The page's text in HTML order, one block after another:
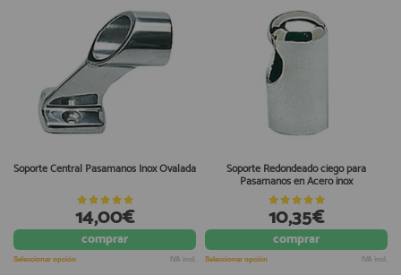
Soporte Central Pasamanos Inox Ovalada
14,00€
comprar
Seleccionar opción IVA incl.
Soporte Redondeado ciego para
Pasamanos en Acero inox
10,35€
comprar
Seleccionar opción IVA incl.